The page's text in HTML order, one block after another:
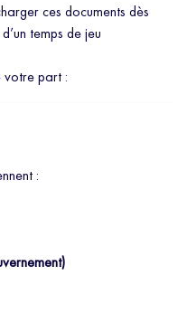
ces documents dès
temps de jeu
votre part :
: